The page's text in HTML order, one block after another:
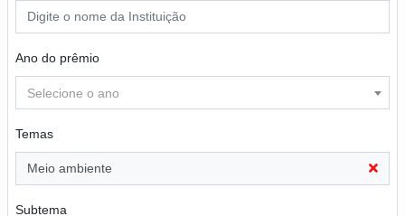
Ano do prêmio
Selecione o ano
Temas
Meio ambiente
Subtema